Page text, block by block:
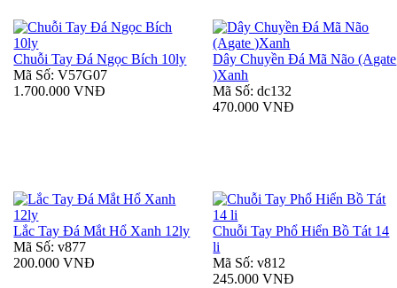
Chuỗi Tay Đá Ngọc Bích 10ly
Mã Số: V57G07
1.700.000 VNĐ
Dây Chuyền Đá Mã Não (Agate
)Xanh
Mã Số: dc132
470.000 VNĐ
Lắc Tay Đá Mắt Hổ Xanh 12ly
Mã Số: v877
200.000 VNĐ
Chuỗi Tay Phổ Hiển Bồ Tát 14
li
Mã Số: v812
245.000 VNĐ